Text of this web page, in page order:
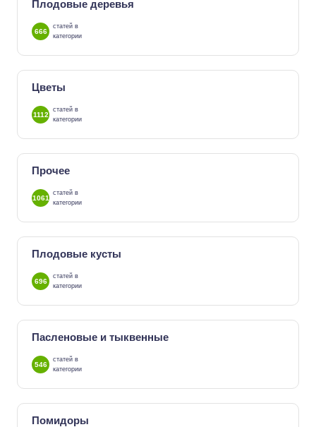
Плодовые деревья
666
статей в
категории
Цветы
1112
статей в
категории
Прочее
1061
статей в
категории
Плодовые кусты
696
статей в
категории
Пасленовые и тыквенные
546
статей в
категории
Помидоры